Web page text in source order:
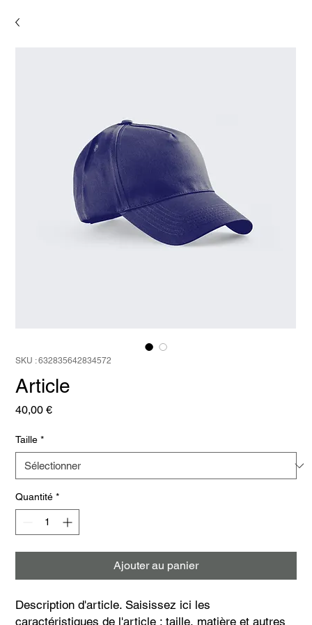
SKU : 632835642834572
Article
40,00 €Prix
Taille *
Quantité *
Ajouter au panier
Description d'article. Saisissez ici les
caractéristiques de l'article : taille, matière et autres